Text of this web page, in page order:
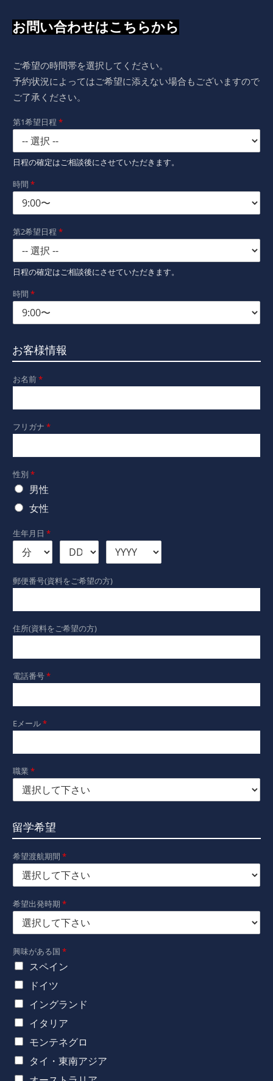
お問い合わせはこちらから
ご希望の時間帯を選択してください。
予約状況によってはご希望に添えない場合もございますので
ご了承ください。
第1希望日程 *
日程の確定はご相談後にさせていただきます。
時間 *
第2希望日程 *
日程の確定はご相談後にさせていただきます。
時間 *
お客様情報
お名前*
フリガナ *
性別 *
男性
女性
生年月日 *
郵便番号(資料をご希望の方)
住所(資料をご希望の方)
電話番号*
Eメール*
職業 *
留学希望
希望渡航期間 *
希望出発時期 *
興味がある国 *
スペイン
ドイツ
イングランド
イタリア
モンテネグロ
タイ・東南アジア